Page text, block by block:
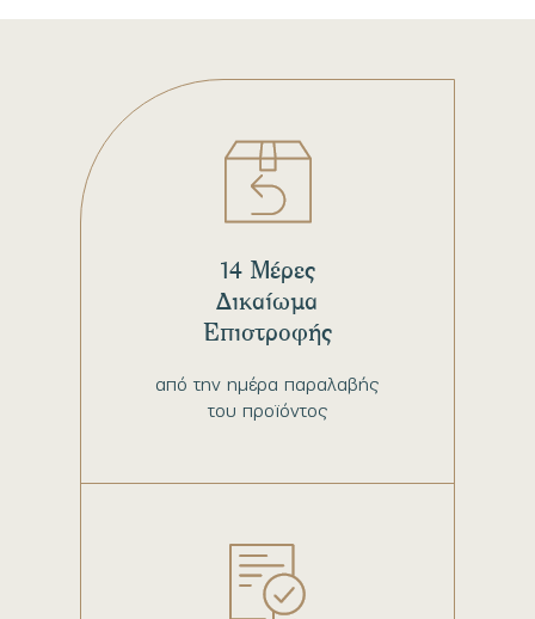
από την ημέρα παραλαβής
του προϊόντος
14 Μέρες
Δικαίωμα
Επιστροφής